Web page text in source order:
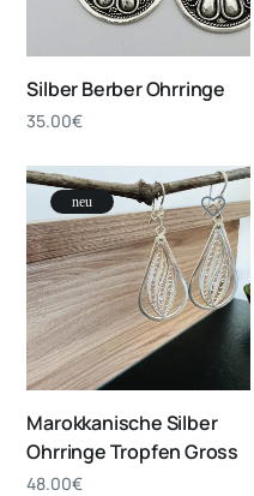
Silber Berber Ohrringe
35.00€
neu
Marokkanische Silber
Ohrringe Tropfen Gross
48.00€